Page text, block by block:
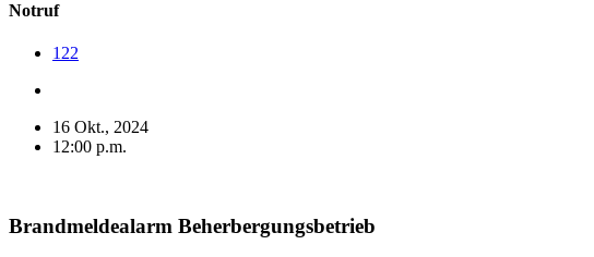
Notruf
122
16 Okt., 2024
12:00 p.m.
Brandmeldealarm Beherbergungsbetrieb